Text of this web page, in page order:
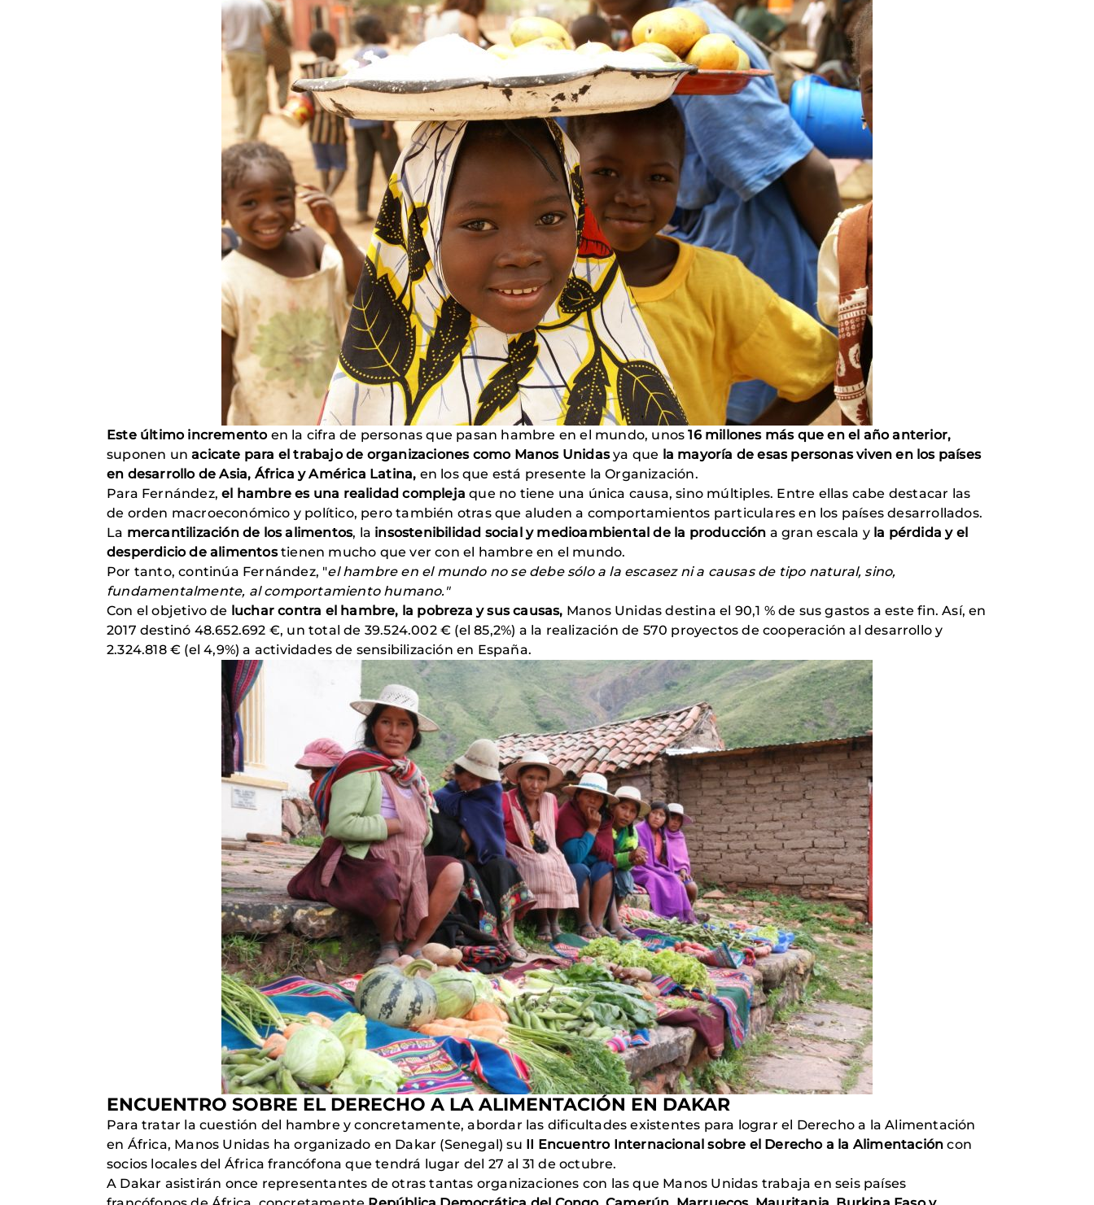
Este último incremento en la cifra de personas que pasan hambre en el mundo, unos16 millones más que en el año anterior,
suponen unacicate para el trabajo de organizaciones como Manos Unidasya que la mayoría de esas personas viven en los países
en desarrollo de Asia, África y América Latina, en los que está presente la Organización.
Para Fernández,el hambre es una realidad compleja que no tiene una única causa, sino múltiples. Entre ellas cabe destacar las
de orden macroeconómico y político, pero también otras que aluden a comportamientos particulares en los países desarrollados.
La mercantilización de los alimentos, la insostenibilidad social y medioambiental de la producción a gran escala y la pérdida y el
desperdicio de alimentostienen mucho que ver con el hambre en el mundo.
Por tanto, continúa Fernández, "el hambre en el mundo no se debe sólo a la escasez ni a causas de tipo natural, sino,
fundamentalmente, al comportamiento humano."
Con el objetivo de luchar contra el hambre, la pobreza y sus causas, Manos Unidas destina el 90,1 % de sus gastos a este fin. Así, en
2017 destinó 48.652.692 €, un total de 39.524.002 € (el 85,2%) a la realización de 570 proyectos de cooperación al desarrollo y
2.324.818 € (el 4,9%) a actividades de sensibilización en España.
ENCUENTRO SOBRE EL DERECHO A LA ALIMENTACIÓN EN DAKAR
Para tratar la cuestión del hambre y concretamente, abordar las dificultades existentes para lograr el Derecho a la Alimentación
en África, Manos Unidas ha organizado en Dakar (Senegal) su II Encuentro Internacional sobre el Derecho a la Alimentación con
socios locales del África francófona que tendrá lugar del 27 al 31 de octubre.
A Dakar asistirán once representantes de otras tantas organizaciones con las que Manos Unidas trabaja en seis países